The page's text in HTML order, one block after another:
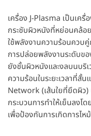
เครื่อง J-Plasma เป็นเครื่
กระชับผิวหนังที่หย่อนคล้อ
ใช้พลังงานความร้อนควบ
การปล่อยพลังงานระดับขอ
ยังชั้นผิวหนังและงลบนบริ
ความร้อนในระยะเวลาที่สั้
Network (เส้นใยที่ยึดผิว)
กระบวนการทำให้เย็นลงโ
เพื่อป้องกันการเกิดการไ